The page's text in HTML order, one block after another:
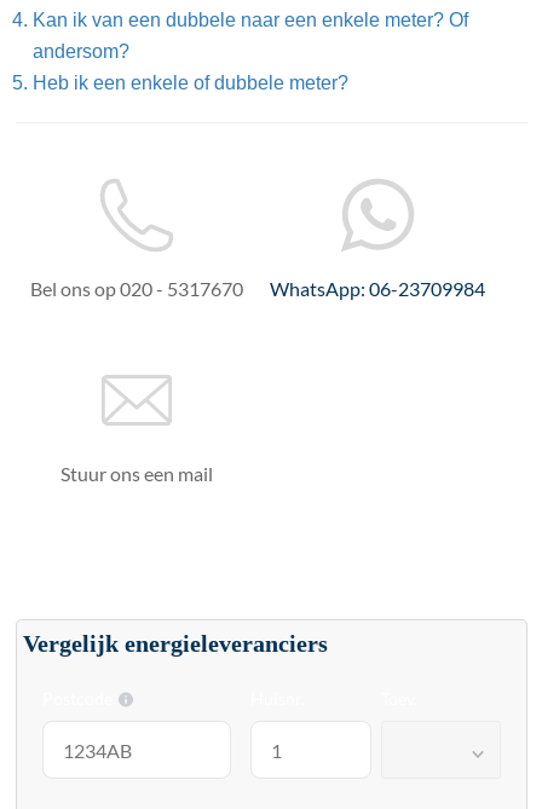
Kan ik van een dubbele naar een enkele meter? Of
andersom?
Heb ik een enkele of dubbele meter?
Bel ons op 020 - 5317670 WhatsApp: 06-23709984
Stuur ons een mail
Vergelijk energieleveranciers